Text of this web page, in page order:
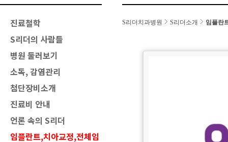
진료철학
S리더의 사람들
병원 둘러보기
소독, 감염관리
첨단장비소개
진료비 안내
언론 속의 S리더
임플란트,치아교정,전체임
S리더치과병원 S리더소개 임플란